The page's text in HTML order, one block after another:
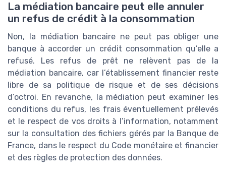
La médiation bancaire peut elle annuler
un refus de crédit à la consommation
Non, la médiation bancaire ne peut pas obliger une
banque à accorder un crédit consommation qu’elle a
refusé. Les refus de prêt ne relèvent pas de la
médiation bancaire, car l’établissement financier reste
libre de sa politique de risque et de ses décisions
d’octroi. En revanche, la médiation peut examiner les
conditions du refus, les frais éventuellement prélevés
et le respect de vos droits à l’information, notamment
sur la consultation des fichiers gérés par la Banque de
France, dans le respect du Code monétaire et financier
et des règles de protection des données.